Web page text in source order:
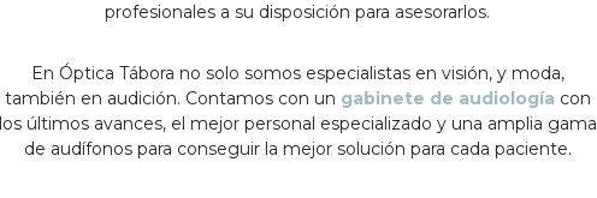
profesionales a su disposición para asesorarlos.
En Óptica Tábora no solo somos especialistas en visión, y moda,
también en audición. Contamos con un gabinete de audiología con
los últimos avances, el mejor personal especializado y una amplia gama
de audífonos para conseguir la mejor solución para cada paciente.